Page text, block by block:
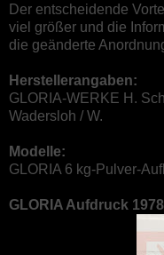
Der entscheidende
viel größer und die
die geänderte
Herstellerangaben:
GLORIA-WERKE H.
Wadersloh / W.
Modelle:
GLORIA 6 kg-Pulver-
GLORIA Aufdruck